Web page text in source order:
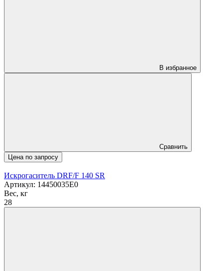
В избранное
Сравнить
Цена по запросу
Искрогаситель DRF/F 140 SR
Артикул: 14450035E0
Вес, кг
28